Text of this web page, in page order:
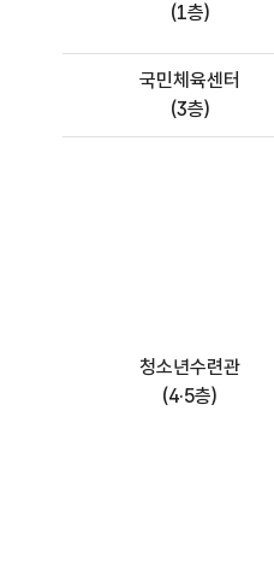
(1층)
국민체육센터
(3층)
청소년수련관
(4·5층)